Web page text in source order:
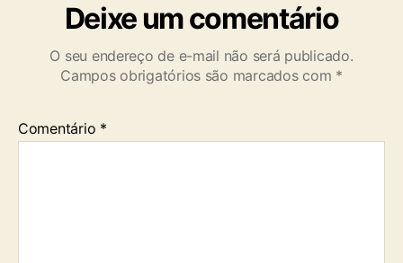
Deixe um comentário
O seu endereço de e-mail não será publicado.
Campos obrigatórios são marcados com *
Comentário *